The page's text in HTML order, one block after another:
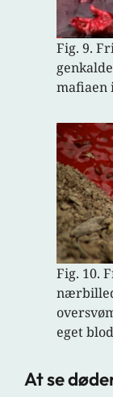
Fig. 9.
mafiaen
Fig. 10.
eget
At se